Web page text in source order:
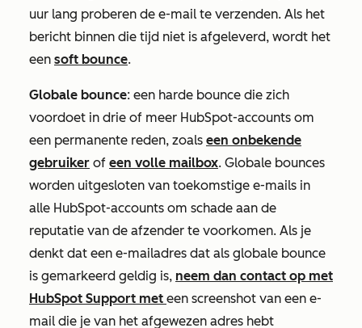
uur lang proberen de e-mail te verzenden. Als het
bericht binnen die tijd niet is afgeleverd, wordt het
een soft bounce.
Globale bounce: een harde bounce die zich
voordoet in drie of meer HubSpot-accounts om
een permanente reden, zoals een onbekende
gebruiker of een volle mailbox. Globale bounces
worden uitgesloten van toekomstige e-mails in
alle HubSpot-accounts om schade aan de
reputatie van de afzender te voorkomen. Als je
denkt dat een e-mailadres dat als globale bounce
is gemarkeerd geldig is, neem dan contact op met
HubSpot Support met een screenshot van een e-
mail die je van het afgewezen adres hebt